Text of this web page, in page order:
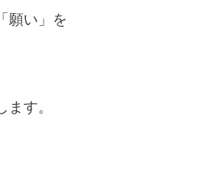
願い」を
す。